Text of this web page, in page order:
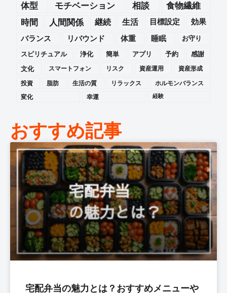
体型
モチベーション 相談
食物繊維
時間
人間関係 継続 生活 目標設定
効果
バランス
リバウンド 体重 睡眠
お守り
スピリチュアル
浄化 簡単 アプリ 予約
感謝
文化
スマートフォン リスク 資産運用
資産形成
投資
脂肪 生活の質 リラックス
ホルモンバランス
変化
幸運 経験
おすすめ記事
宅配弁当の魅力とは？おすすめメニューや